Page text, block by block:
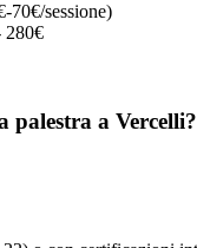
70€/sessione)
280€
a Vercelli?